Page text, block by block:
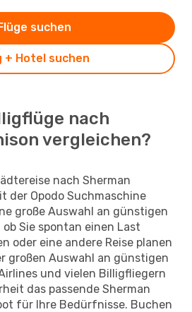
+ Hotel suchen
suchen
nach
vergleichen?
nach Sherman
der Opodo Suchmaschine
große Auswahl an günstigen
Sie spontan einen Last
oder eine andere Reise planen
großen Auswahl an günstigen
und vielen Billigfliegern
das passende Sherman
für Ihre Bedürfnisse. Buchen